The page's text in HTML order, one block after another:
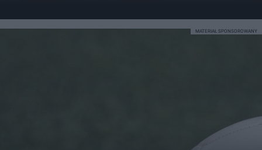
MATERIAŁ SPONSOROWANY